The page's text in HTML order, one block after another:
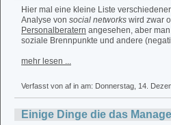
Hier mal eine kleine Liste
Analyse von social networks wird zwar
Personalberatern angesehen, aber
soziale Brennpunkte und andere
mehr lesen ...
Verfasst von af in am: Donnerstag, 14.
Einige Dinge die das